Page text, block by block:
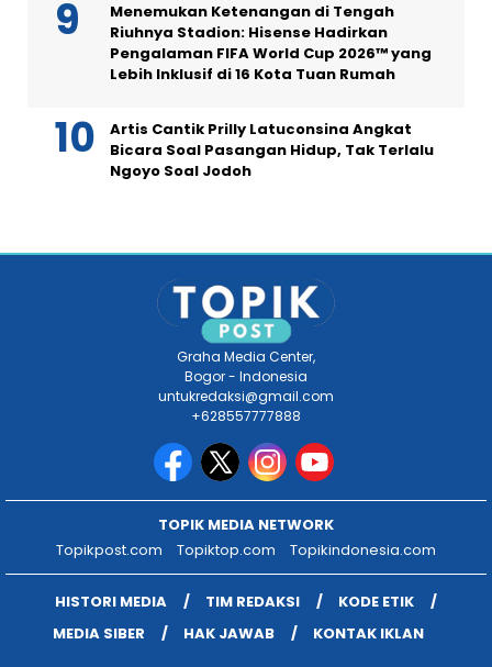
Menemukan Ketenangan di Tengah
Riuhnya Stadion: Hisense Hadirkan
Pengalaman FIFA World Cup 2026™ yang
Lebih Inklusif di 16 Kota Tuan Rumah
Artis Cantik Prilly Latuconsina Angkat
Bicara Soal Pasangan Hidup, Tak Terlalu
Ngoyo Soal Jodoh
Graha Media Center,
Bogor - Indonesia
untukredaksi@gmail.com
+628557777888
TOPIK MEDIA NETWORK
Topikpost.com
Topiktop.com Topikindonesia.com
HISTORI MEDIA TIM REDAKSI
KODE ETIK
MEDIA SIBER
HAK JAWAB KONTAK IKLAN